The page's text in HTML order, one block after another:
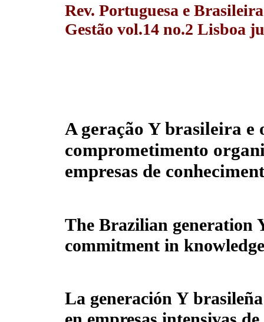
Rev. Portuguesa e
Gestão vol.14 no.2 Lisboa
A geração Y brasileira e
comprometimento
empresas de
The Brazilian generation
commitment in
La generación Y